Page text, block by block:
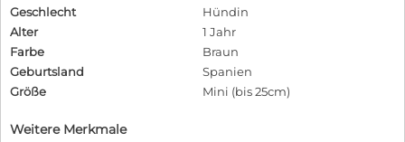
Geschlecht
Hündin
Alter
1 Jahr
Farbe
Braun
Geburtsland
Spanien
Größe
Mini (bis 25cm)
Weitere Merkmale